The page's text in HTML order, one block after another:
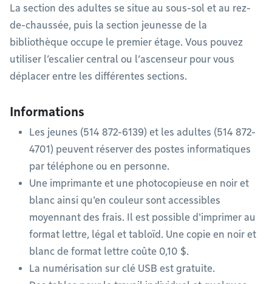
La section des adultes se situe au sous-sol et au rez-
de-chaussée, puis la section jeunesse de la
bibliothèque occupe le premier étage. Vous pouvez
utiliser l’escalier central ou l’ascenseur pour vous
déplacer entre les différentes sections.
Informations
Les jeunes (514 872-6139) et les adultes (514 872-
4701) peuvent réserver des postes informatiques
par téléphone ou en personne.
Une imprimante et une photocopieuse en noir et
blanc ainsi qu'en couleur sont accessibles
moyennant des frais. Il est possible d'imprimer au
format lettre, légal et tabloïd. Une copie en noir et
blanc de format lettre coûte 0,10 $.
La numérisation sur clé USB est gratuite.